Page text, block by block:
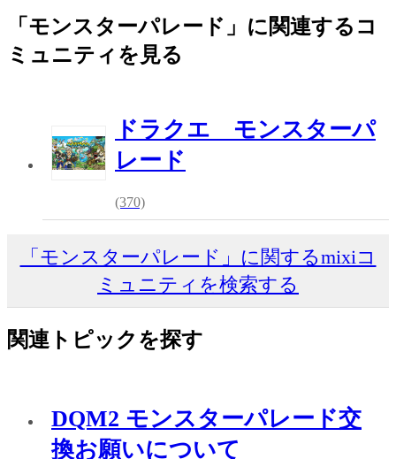
「モンスターパレード」に関連するコ
ミュニティを見る
ドラクエ モンスターパ
レード
(370)
「モンスターパレード」に関するmixiコ
ミュニティを検索する
関連トピックを探す
DQM2 モンスターパレード交
換お願いについて